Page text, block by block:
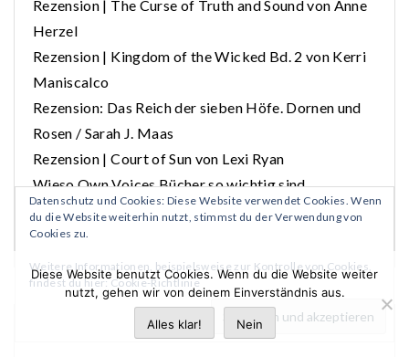
Rezension | The Curse of Truth and Sound von Anne
Herzel
Rezension | Kingdom of the Wicked Bd. 2 von Kerri
Maniscalco
Rezension: Das Reich der sieben Höfe. Dornen und
Rosen / Sarah J. Maas
Rezension | Court of Sun von Lexi Ryan
Wieso Own Voices Bücher so wichtig sind
Rezension | Crush von Tracy Wolff
7 Bücher, die dich das Gruseln lehren
Datenschutz und Cookies: Diese Website verwendet Cookies. Wenn
du die Website weiterhin nutzt, stimmst du der Verwendung von
Cookies zu.
Weitere Informationen, beispielsweise zur Kontrolle von Cookies,
findest du hier:Cookie-Richtlinie
Diese Website benutzt Cookies. Wenn du die Website weiter
nutzt, gehen wir von deinem Einverständnis aus.
Alles klar! Nein